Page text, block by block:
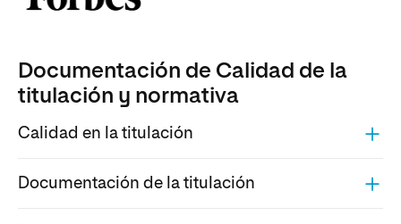
Documentación de Calidad de la
titulación y normativa
Calidad en la titulación
Documentación de la titulación